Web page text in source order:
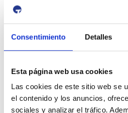
Consentimiento Detalles
Esta página web usa cookies
Las cookies de este sitio web se
el contenido y los anuncios,
sociales y analizar el tráfico.